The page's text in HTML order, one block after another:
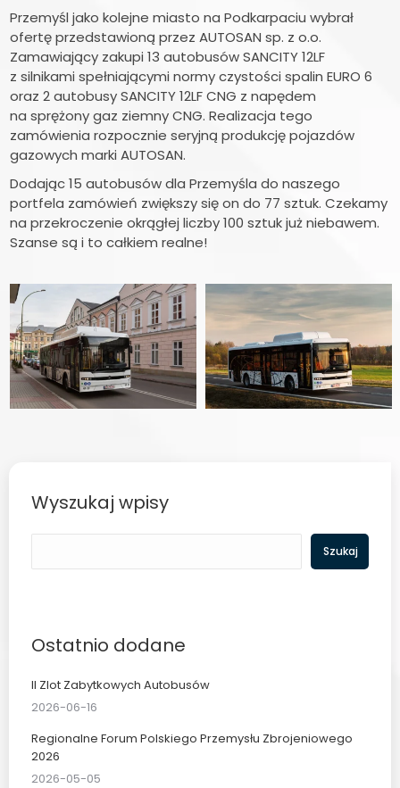
Przemyśl jako kolejne miasto na Podkarpaciu wybrał
ofertę przedstawioną przez AUTOSAN sp. z o.o.
Zamawiający zakupi 13 autobusów SANCITY 12LF
z silnikami spełniającymi normy czystości spalin EURO 6
oraz 2 autobusy SANCITY 12LF CNG z napędem
na sprężony gaz ziemny CNG. Realizacja tego
zamówienia rozpocznie seryjną produkcję pojazdów
gazowych marki AUTOSAN.
Dodając 15 autobusów dla Przemyśla do naszego
portfela zamówień zwiększy się on do 77 sztuk. Czekamy
na przekroczenie okrągłej liczby 100 sztuk już niebawem.
Szanse są i to całkiem realne!
Wyszukaj wpisy
Szukaj
Ostatnio dodane
II Zlot Zabytkowych Autobusów
2026-06-16
Regionalne Forum Polskiego Przemysłu Zbrojeniowego
2026
2026-05-05